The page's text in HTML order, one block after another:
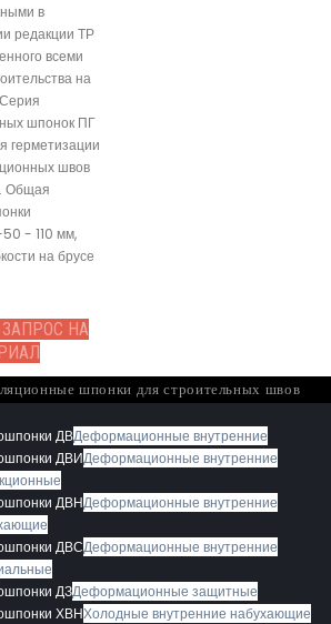
в
редакции ТР
всеми
на
шпонок ПГ
герметизации
швов
Общая
- 110 мм,
на брусе
НА
шпонки для строительных швов
ДВДеформационные внутренние
ДВИДеформационные внутренние
ДВНДеформационные внутренние
ДВСДеформационные внутренние
ДЗДеформационные защитные
ХВНХолодные внутренние набухающие